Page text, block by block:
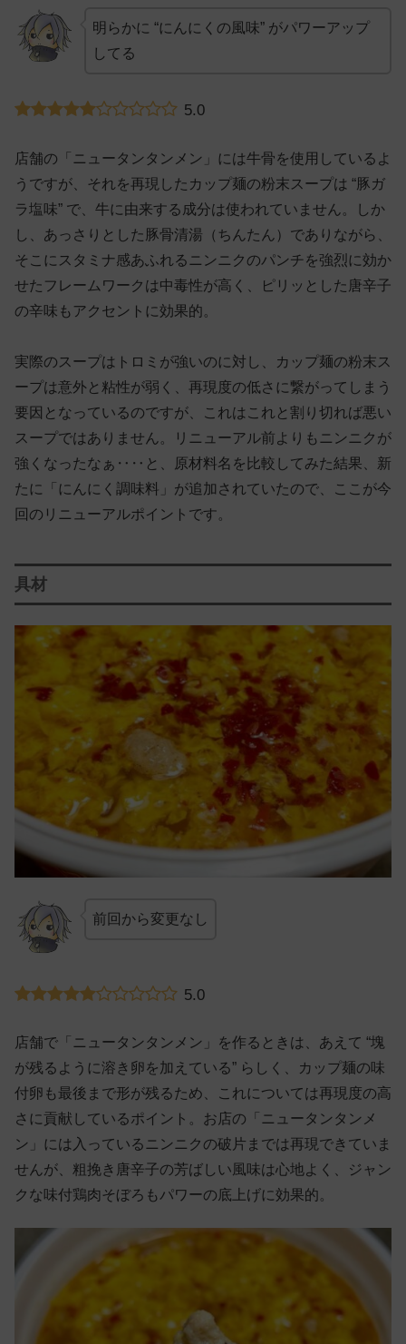
明らかに “にんにくの風味” がパワーアップ
してる
5.0
店舗の「ニュータンタンメン」には牛骨を使用しているよ
うですが、それを再現したカップ麺の粉末スープは “豚ガ
ラ塩味” で、牛に由来する成分は使われていません。しか
し、あっさりとした豚骨清湯（ちんたん）でありながら、
そこにスタミナ感あふれるニンニクのパンチを強烈に効か
せたフレームワークは中毒性が高く、ピリッとした唐辛子
の辛味もアクセントに効果的。
実際のスープはトロミが強いのに対し、カップ麺の粉末ス
ープは意外と粘性が弱く、再現度の低さに繋がってしまう
要因となっているのですが、これはこれと割り切れば悪い
スープではありません。リニューアル前よりもニンニクが
強くなったなぁ‥‥と、原材料名を比較してみた結果、新
たに「にんにく調味料」が追加されていたので、ここが今
回のリニューアルポイントです。
具材
前回から変更なし
5.0
店舗で「ニュータンタンメン」を作るときは、あえて “塊
が残るように溶き卵を加えている” らしく、カップ麺の味
付卵も最後まで形が残るため、これについては再現度の高
さに貢献しているポイント。お店の「ニュータンタンメ
ン」には入っているニンニクの破片までは再現できていま
せんが、粗挽き唐辛子の芳ばしい風味は心地よく、ジャン
クな味付鶏肉そぼろもパワーの底上げに効果的。